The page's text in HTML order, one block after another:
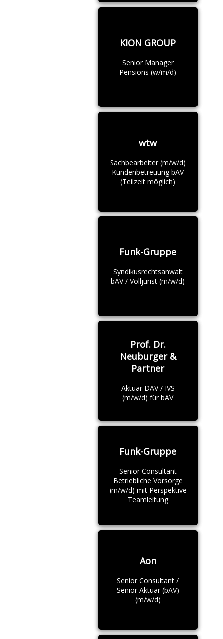
KION GROUP
Senior Manager
Pensions (w/m/d)
wtw
Sachbearbeiter (m/w/d)
Kundenbetreuung bAV
(Teilzeit möglich)
Funk-Gruppe
Syndikusrechtsanwalt
bAV / Volljurist (m/w/d)
Prof. Dr.
Neuburger &
Partner
Aktuar DAV / IVS
(m/w/d) für bAV
Funk-Gruppe
Senior Consultant
Betriebliche Vorsorge
(m/w/d) mit Perspektive
Teamleitung
Aon
Senior Consultant /
Senior Aktuar (bAV)
(m/w/d)